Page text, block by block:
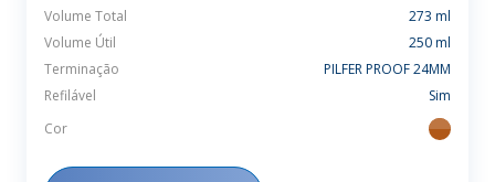
Volume Total
273 ml
Volume Útil
250 ml
Terminação
PILFER PROOF 24MM
Refilável
Sim
Cor
ambar